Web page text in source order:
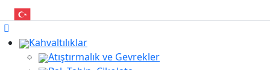
Kahvaltılıklar
Atıştırmalık ve Gevrekler